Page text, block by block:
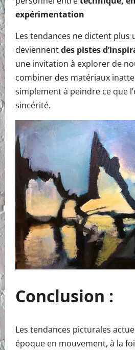
expérimentation
Les tendances ne dictent plus
deviennentdes pistes
une invitation à explorer de
combiner des matériaux
simplement à peindre ce que
sincérité.
Conclusion :
Les tendances picturales
époque en mouvement, à la